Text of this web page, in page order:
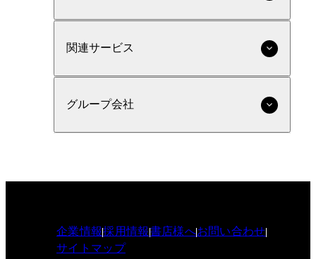
関連サービス
グループ会社
企業情報採用情報書店様へお問い合わせ
サイトマップ